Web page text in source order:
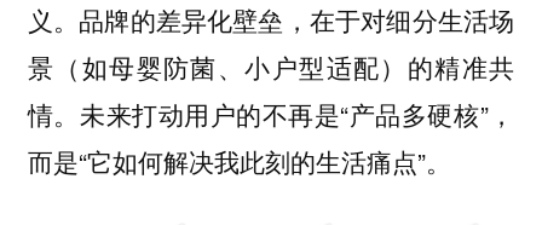
义。品牌的差异化壁垒，在于对细分生活场
景（如母婴防菌、小户型适配）的精准共
情。未来打动用户的不再是“产品多硬核”，
而是“它如何解决我此刻的生活痛点”。